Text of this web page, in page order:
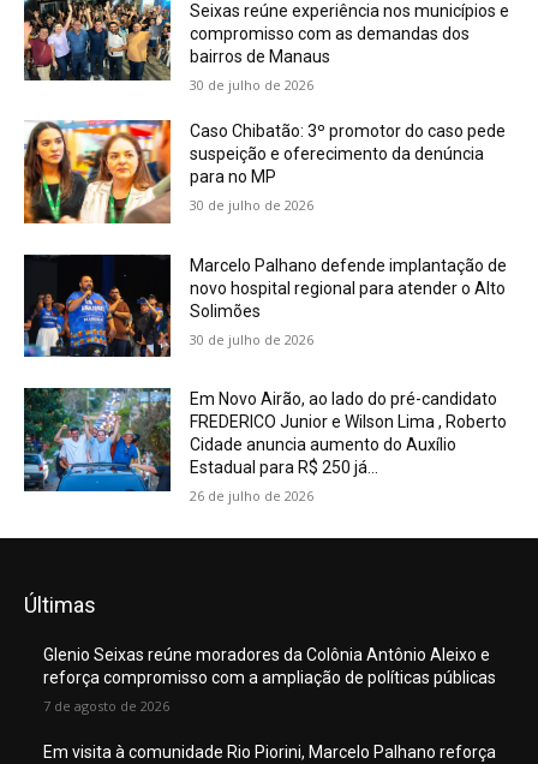
Seixas reúne experiência nos municípios e
compromisso com as demandas dos
bairros de Manaus
30 de julho de 2026
Caso Chibatão: 3º promotor do caso pede
suspeição e oferecimento da denúncia
para no MP
30 de julho de 2026
Marcelo Palhano defende implantação de
novo hospital regional para atender o Alto
Solimões
30 de julho de 2026
Em Novo Airão, ao lado do pré-candidato
FREDERICO Junior e Wilson Lima , Roberto
Cidade anuncia aumento do Auxílio
Estadual para R$ 250 já...
26 de julho de 2026
Últimas
Glenio Seixas reúne moradores da Colônia Antônio Aleixo e
reforça compromisso com a ampliação de políticas públicas
7 de agosto de 2026
Em visita à comunidade Rio Piorini, Marcelo Palhano reforça